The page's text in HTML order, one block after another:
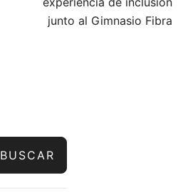
junto al Gimnasio Fibra
BUSCAR